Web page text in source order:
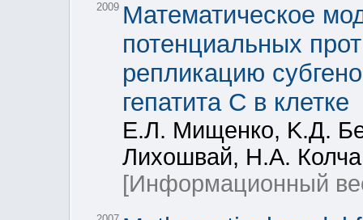
2009 Математическое
потенциальных
репликацию
гепатита С в клетке
Е.Л. Мищенко, K.Д.
Лихошвай, Н.А.
[Информационный